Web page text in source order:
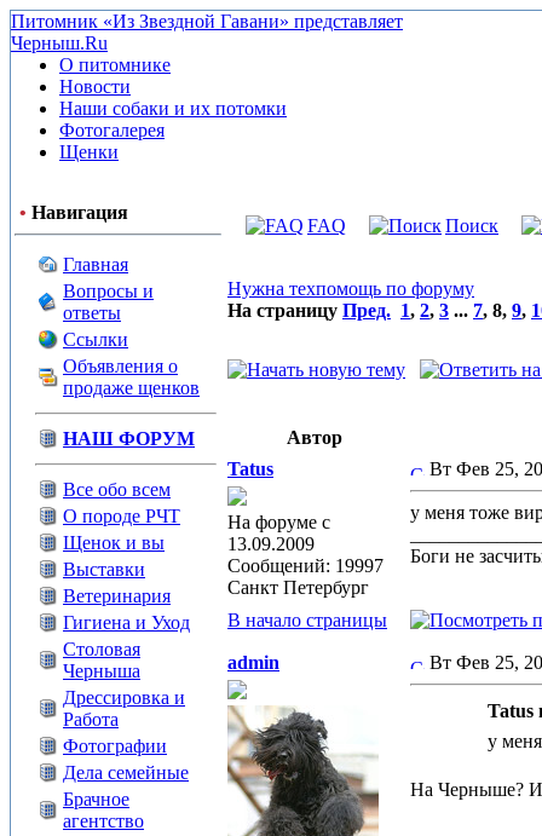
Питомник «Из Звездной Гавани» представляет
Черныш.Ru
О питомнике
Новости
Наши собаки и их потомки
Фотогалерея
Щенки
• Навигация
Главная
Вопросы и
ответы
Ссылки
Объявления о
продаже щенков
НАШ ФОРУМ
Все обо всем
О породе РЧТ
Щенок и вы
Выставки
Ветеринария
Гигиена и Уход
Столовая
Черныша
Дрессировка и
Работа
Фотографии
Дела семейные
Брачное
агентство
FAQ Поиск
Нужна техпомощь по форуму
На страницу Пред. 1, 2, 3 ... 7, 8, 9,
Автор
Tatus
На форуме с
13.09.2009
Сообщений: 19997
Санкт Петербург
Вт Фев 25,
у меня тоже
Боги не
В начало страницы
admin Вт Фев 25,
Tatus
у
На Черныше?